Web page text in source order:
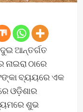
ଦୁଇ ଆନ୍ତର୍ଗତ
ଠାରେ
ଟଙ୍କା ବ୍ୟୟରେ ଏକ
ଓଡ଼ିଶାର
ଶୁଭ